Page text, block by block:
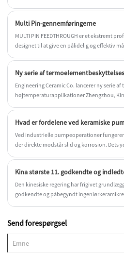
Multi Pin-gennemføringerne
MULTI PIN FEEDTHROUGH er et ekstremt
designet til at give en pålidelig og effektiv
Engineering Ceramic Co. lancerer ny serie
højtemperaturapplikationer Zhengzhou,
brug i højtemperaturapplikationer.
Ved industrielle pumpeoperationer
der direkte modstår slid og korrosion. Dets
blevet den foretrukne opgradering i
industrier som olieboring, kemisk
energiproduktion, på grund af deres
Den kinesiske regering har frigivet
godkendte og påbegyndt
Send forespørgsel